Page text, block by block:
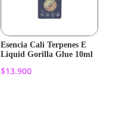
Esencia Cali Terpenes E
Liquid Gorilla Glue 10ml
$13.900